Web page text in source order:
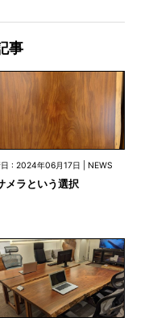
事
: 2024年06月17日 | NEWS
メラという選択